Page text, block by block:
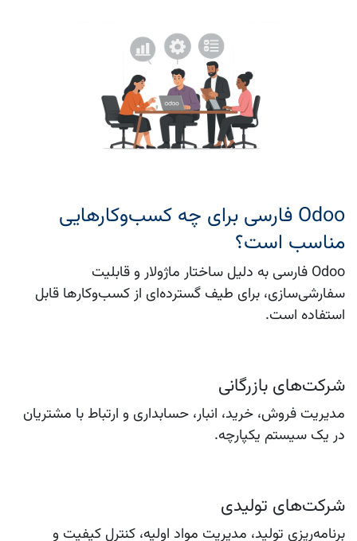
Odoo فارسی برای چه کسب‌وکارهایی
مناسب است؟
Odoo فارسی به دلیل ساختار ماژولار و قابلیت
سفارشی‌سازی، برای طیف گسترده‌ای از کسب‌وکارها قابل
استفاده است.
شرکت‌های بازرگانی
مدیریت فروش، خرید، انبار، حسابداری و ارتباط با مشتریان
در یک سیستم یکپارچه.
شرکت‌های تولیدی
برنامه‌ریزی تولید، مدیریت مواد اولیه، کنترل کیفیت و